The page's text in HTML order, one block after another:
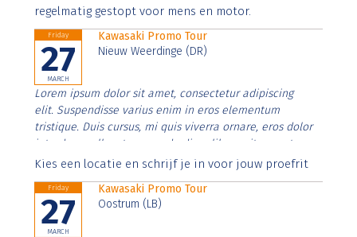
regelmatig gestopt voor mens en motor.
Friday
27
MARCH
Kawasaki Promo Tour
Nieuw Weerdinge (DR)
Lorem ipsum dolor sit amet, consectetur adipiscing
elit. Suspendisse varius enim in eros elementum
tristique. Duis cursus, mi quis viverra ornare, eros dolor
interdum nulla, ut commodo diam libero vitae erat.
Aenean faucibus nibh et justo cursus id rutrum lorem
Kies een locatie en schrijf je in voor jouw proefrit
Friday
27
MARCH
Kawasaki Promo Tour
Oostrum (LB)